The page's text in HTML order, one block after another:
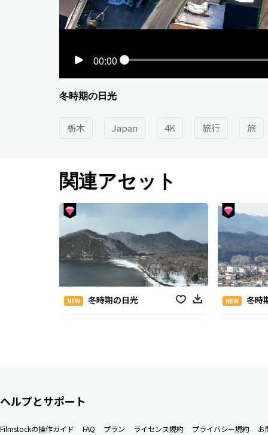
00:00
冬時期の日光
栃木 Japan 4K 旅行 旅
関連アセット
NEW 冬時期の日光 NEW 冬時
ヘルプとサポート
Filmstockの操作ガイド FAQ プラン ライセンス規約 プライバシー規約 お